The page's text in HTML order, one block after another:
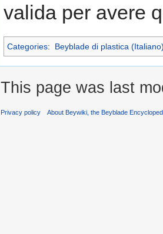
valida per avere
Categories: Beyblade di plastica
This page was last
Privacy policy About Beywiki, the Beyblade